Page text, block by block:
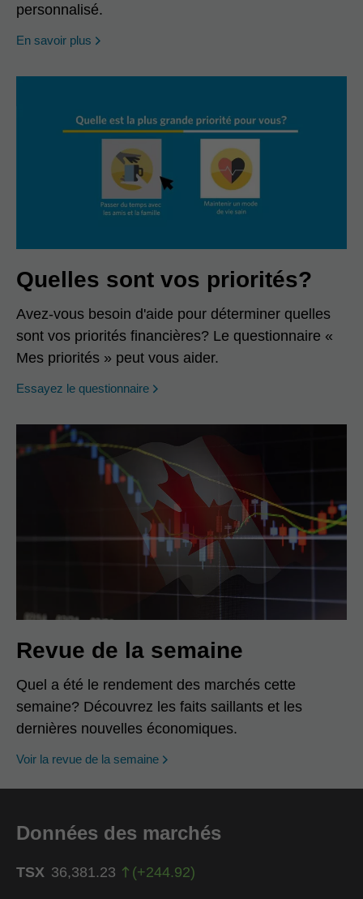
personnalisé.
En savoir plus
Quelles sont vos priorités?
Avez-vous besoin d'aide pour déterminer quelles
sont vos priorités financières? Le questionnaire «
Mes priorités » peut vous aider.
Essayez le questionnaire opens in a new window
Revue de la semaine
Quel a été le rendement des marchés cette
semaine? Découvrez les faits saillants et les
dernières nouvelles économiques.
Voir la revue de la semaine
Données des marchés
TSX 36,381.23 (+244.92)